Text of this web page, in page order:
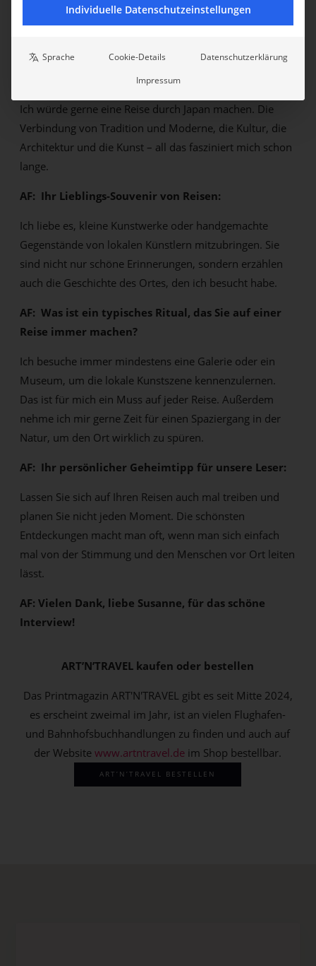
erfreuen. Es bedeutet, in der Gegenwart zu sein, sei es
Gespräch oder einem Sonnenuntergang am Meer.
AF: Eine Reise, die Sie unbedingt machen möchten:
Ich würde gerne eine Reise durch Japan machen. Die
Verbindung von Tradition und Moderne, die Kultur, die
Architektur und die Kunst – all das fasziniert mich schon
lange.
AF: Ihr Lieblings-Souvenir von Reisen:
Ich liebe es, kleine Kunstwerke oder handgemachte
Gegenstände von lokalen Künstlern mitzubringen. Sie
sind nicht nur schöne Erinnerungen, sondern erzählen
auch die Geschichte des Ortes, den ich besucht habe.
AF: Was ist ein typisches Ritual, das Sie auf einer
Reise immer machen?
Ich besuche immer mindestens eine Galerie oder ein
Museum, um die lokale Kunstszene kennenzulernen.
Das ist für mich ein Muss auf jeder Reise. Außerdem
nehme ich mir gerne Zeit für einen Spaziergang in der
Natur, um den Ort wirklich zu spüren.
AF: Ihr persönlicher Geheimtipp für unsere Leser:
Lassen Sie sich auf Ihren Reisen auch mal treiben und
planen Sie nicht jeden Moment. Die schönsten
Entdeckungen macht man oft, wenn man sich einfach
mal von der Stimmung und den Menschen vor Ort leiten
lässt.
AF: Vielen Dank, liebe Susanne, für das schöne
Interview!
ART’N’TRAVEL kaufen oder bestellen
Das Printmagazin ART'N'TRAVEL gibt es seit Mitte 2024,
es erscheint zweimal im Jahr, ist an vielen Flughafen-
und Bahnhofsbuchhandlungen zu finden und auch auf
der Websitewww.artntravel.de im Shop bestellbar.
ART’N’TRAVEL BESTELLEN
Individuelle Datenschutzeinstellungen
Sprache Cookie-Details
Datenschutzerklärung
Impressum